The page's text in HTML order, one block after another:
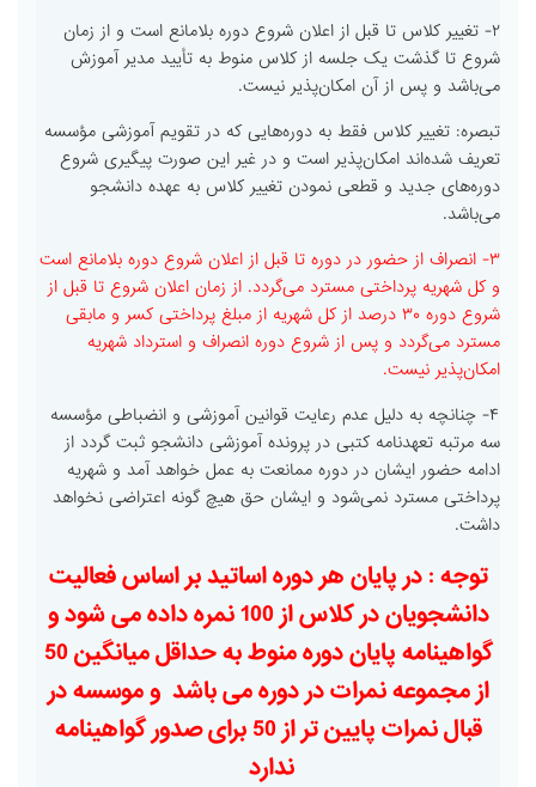
۲- تغییر کلاس تا قبل از اعلان شروع دوره بلامانع است و از زمان
شروع تا گذشت یک جلسه از کلاس منوط به تأیید مدیر آموزش
می‌باشد و پس از آن امکان‌پذیر نیست.
تبصره: تغییر کلاس فقط به دوره‌هایی که در تقویم آموزشی مؤسسه
تعریف شده‌اند امکان‌پذیر است و در غیر این صورت پیگیری شروع
دوره‌های جدید و قطعی نمودن تغییر کلاس به عهده دانشجو
می‌باشد.
۳- انصراف از حضور در دوره تا قبل از اعلان شروع دوره بلامانع است
و کل شهریه پرداختی مسترد می‌گردد. از زمان اعلان شروع تا قبل از
شروع دوره ۳۰ درصد از کل شهریه از مبلغ پرداختی کسر و مابقی
مسترد می‌گردد و پس از شروع دوره انصراف و استرداد شهریه
امکان‌پذیر نیست.
۴- چنانچه به دلیل عدم رعایت قوانین آموزشی و انضباطی مؤسسه
سه مرتبه تعهدنامه کتبی در پرونده آموزشی دانشجو ثبت گردد از
ادامه حضور ایشان در دوره ممانعت به عمل خواهد آمد و شهریه
پرداختی مسترد نمی‌شود و ایشان حق هیچ گونه اعتراضی نخواهد
داشت.
توجه : در پایان هر دوره اساتید بر اساس فعالیت
دانشجویان در کلاس از 100 نمره داده می شود و
گواهینامه پایان دوره منوط به حداقل میانگین 50
از مجموعه نمرات در دوره می باشد و موسسه در
قبال نمرات پایین تر از 50 برای صدور گواهینامه
ندارد